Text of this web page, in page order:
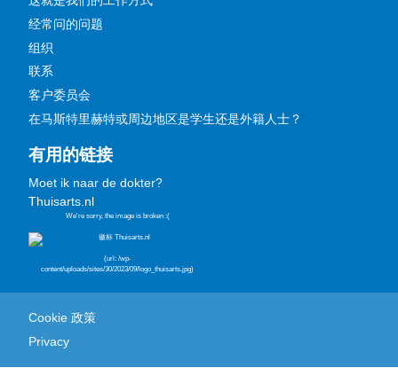
经常问的问题
组织
联系
客户委员会
在马斯特里赫特或周边地区是学生还是外籍人士？
有用的链接
Moet ik naar de dokter?
Thuisarts.nl
Cookie 政策
Privacy